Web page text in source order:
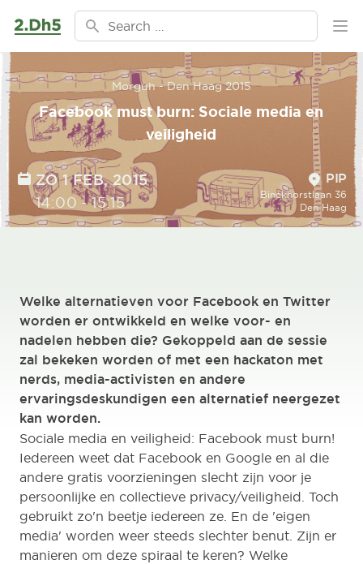
Ga naar de inhoud
Search for:
Morguh - Den Haag 2015
Facebook must burn: Sociale media en
veiligheid
DATE
ZO 1 FEB, 2015
TIME
14:00-15:15
Location
PIP
Binckhorstlaan 36
Den Haag
Welke alternatieven voor Facebook en Twitter
worden er ontwikkeld en welke voor- en
nadelen hebben die? Gekoppeld aan de sessie
zal bekeken worden of met een hackaton met
nerds, media-activisten en andere
ervaringsdeskundigen een alternatief neergezet
kan worden.
Sociale media en veiligheid: Facebook must burn!
Iedereen weet dat Facebook en Google en al die
andere gratis voorzieningen slecht zijn voor je
persoonlijke en collectieve privacy/veiligheid. Toch
gebruikt zo'n beetje iedereen ze. En de 'eigen
media' worden weer steeds slechter benut. Zijn er
manieren om deze spiraal te keren? Welke